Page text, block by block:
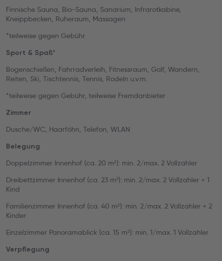
Finnische Sauna, Bio-Sauna, Sanarium, Infrarotkabine,
Kneippbecken, Ruheraum, Massagen
*teilweise gegen Gebühr
Sport & Spaß*
Bogenschießen, Fahrradverleih, Fitnessraum, Golf, Wandern,
Reiten, Ski, Tischtennis, Tennis, Rodeln u.v.m.
*teilweise gegen Gebühr, teilweise Fremdanbieter
Zimmer
Dusche/WC, Haarföhn, Telefon, WLAN
Belegung
Doppelzimmer Innenhof (ca. 20 m²): min. 2/max. 2 Vollzahler
Dreibettzimmer Innenhof (ca. 23 m²): min. 2/max. 2 Vollzahler + 1
Kind
Familienzimmer Innenhof (ca. 40 m²): min. 2/max. 2 Vollzahler + 2
Kinder
Einzelzimmer Panoramablick (ca. 15 m²): min. 1/max. 1 Vollzahler
Verpflegung